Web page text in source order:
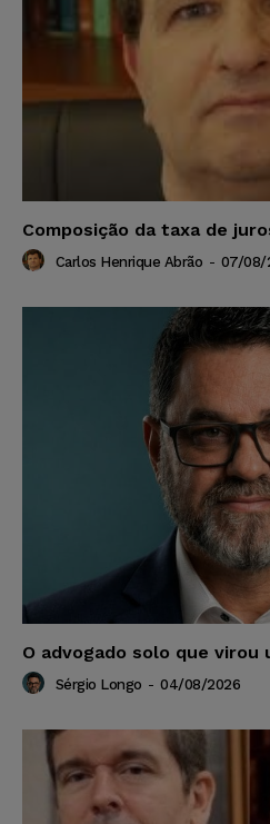
Composição da taxa de
Carlos Henrique Abrão - 07/08/
O advogado solo que
Sérgio Longo - 04/08/2026